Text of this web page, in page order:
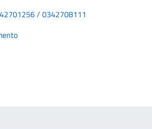
/ 0342708111